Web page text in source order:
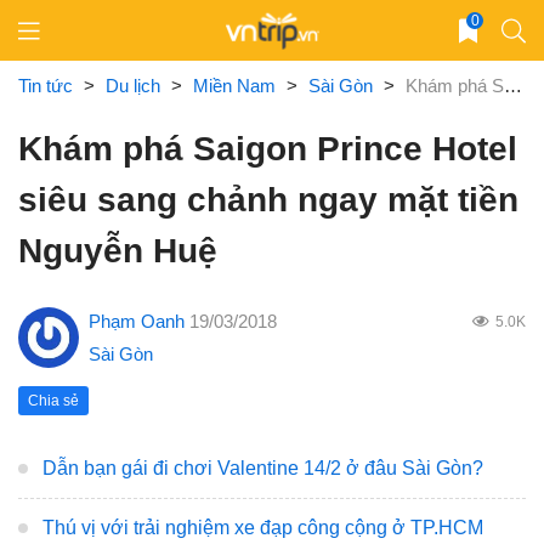
content
0
Tin tức > Du lịch > Miền Nam > Sài Gòn > Khám phá Saigon Prince Hotel siêu sang chảnh ngay mặt tiền Nguyễn Huệ
Khám phá Saigon Prince Hotel
siêu sang chảnh ngay mặt tiền
Nguyễn Huệ
Phạm Oanh 19/03/2018 5.0K
Sài Gòn
Chia sẻ
Dẫn bạn gái đi chơi Valentine 14/2 ở đâu Sài Gòn?
Thú vị với trải nghiệm xe đạp công cộng ở TP.HCM